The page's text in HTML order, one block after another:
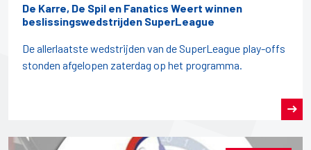
De Karre, De Spil en Fanatics Weert winnen
beslissingswedstrijden SuperLeague
De allerlaatste wedstrijden van de SuperLeague play-offs
stonden afgelopen zaterdag op het programma.